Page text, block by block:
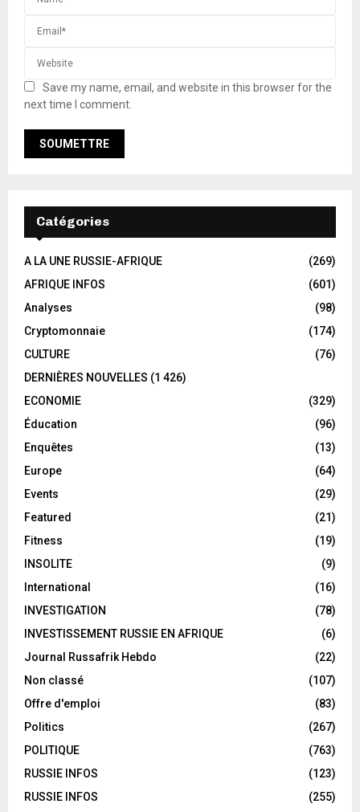
Save my name, email, and website in this browser for the
next time I comment.
Catégories
A LA UNE RUSSIE-AFRIQUE
(269)
AFRIQUE INFOS
(601)
Analyses
(98)
Cryptomonnaie
(174)
CULTURE
(76)
DERNIÈRES NOUVELLES (1 426)
ECONOMIE
(329)
Éducation
(96)
Enquêtes
(13)
Europe
(64)
Events
(29)
Featured
(21)
Fitness
(19)
INSOLITE
(9)
International
(16)
INVESTIGATION
(78)
INVESTISSEMENT RUSSIE EN AFRIQUE
(6)
Journal Russafrik Hebdo
(22)
Non classé
(107)
Offre d'emploi
(83)
Politics
(267)
POLITIQUE
(763)
RUSSIE INFOS
(123)
RUSSIE INFOS
(255)